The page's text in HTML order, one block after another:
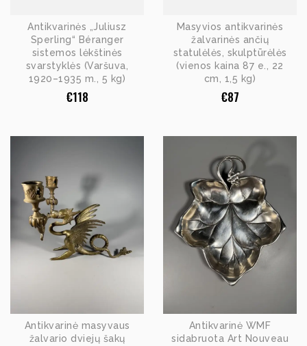
Antikvarinės „Juliusz
Sperling“ Béranger
sistemos lėkštinės
svarstyklės (Varšuva,
1920–1935 m., 5 kg)
€118
Masyvios antikvarinės
žalvarinės ančių
statulėlės, skulptūrėlės
(vienos kaina 87 e., 22
cm, 1,5 kg)
€87
Antikvarinė masyvaus
žalvario dviejų šakų
Antikvarinė WMF
sidabruota Art Nouveau